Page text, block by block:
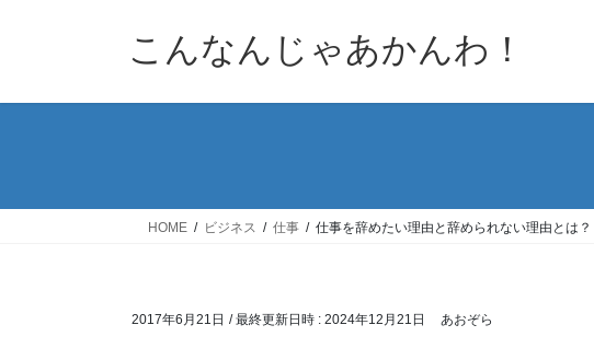
こんなんじゃあかんわ！
HOME ビジネス 仕事 仕事を辞めたい理由と辞められない理由とは？
2017年6月21日 / 最終更新日時 : 2024年12月21日 あおぞら